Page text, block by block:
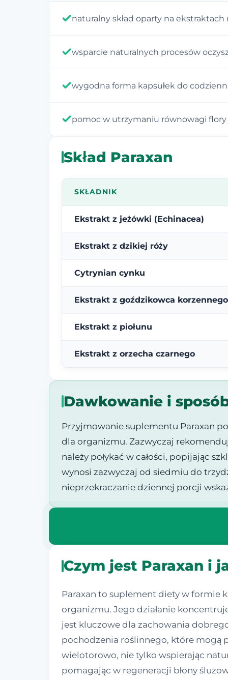
naturalny skład oparty na ekstraktach
wsparcie naturalnych procesów
wygodna forma kapsułek do
pomoc w utrzymaniu równowagi
Skład Paraxan
SKŁADNIK
Ekstrakt z jeżówki (Echinacea)
Ekstrakt z dzikiej róży
Cytrynian cynku
Ekstrakt z goździkowca korzennego
Ekstrakt z piołunu
Ekstrakt z orzecha czarnego
Dawkowanie i
Przyjmowanie suplementu Paraxan
dla organizmu. Zazwyczaj
należy połykać w całości, popijając
wynosi zazwyczaj od siedmiu do
nieprzekraczanie dziennej porcji
Czym jest Paraxan i
Paraxan to suplement diety w formie
organizmu. Jego działanie
jest kluczowe dla zachowania
pochodzenia roślinnego, które mogą
wielotorowo, nie tylko wspierając
pomagając w regeneracji błony